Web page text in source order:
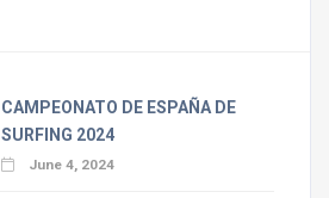
CAMPEONATO DE ESPAÑA DE
SURFING 2024
June 4, 2024